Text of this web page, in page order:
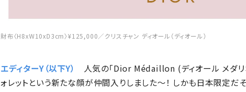
財布〈H8xW10xD3cm〉¥125,000／クリスチャン ディオール（ディオール）
エディターY（以下Y）
人気の「Dior Médaillon (ディオール メダリ
ォレットという新たな顔が仲間入りしました〜！ しかも日本限定だそ